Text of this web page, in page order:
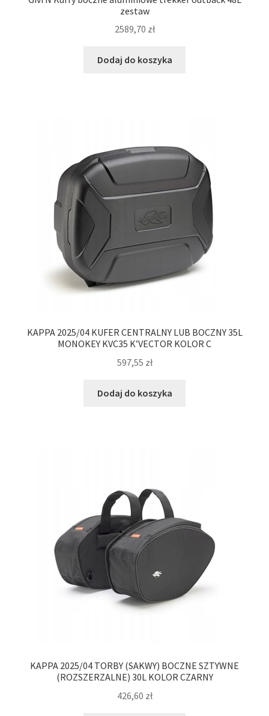
zestaw
2589,70 zł
Dodaj do koszyka
KAPPA 2025/04 KUFER CENTRALNY LUB BOCZNY 35L
MONOKEY KVC35 K’VECTOR KOLOR C
597,55 zł
Dodaj do koszyka
KAPPA 2025/04 TORBY (SAKWY) BOCZNE SZTYWNE
(ROZSZERZALNE) 30L KOLOR CZARNY
426,60 zł